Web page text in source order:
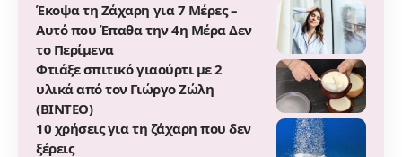
Έκοψα τη Ζάχαρη για 7 Μέρες –
Αυτό που Έπαθα την 4η Μέρα Δεν
το Περίμενα
Φτιάξε σπιτικό γιαούρτι με 2
υλικά από τον Γιώργο Ζώλη
(ΒΙΝΤΕΟ)
10 χρήσεις για τη ζάχαρη που δεν
ξέρεις